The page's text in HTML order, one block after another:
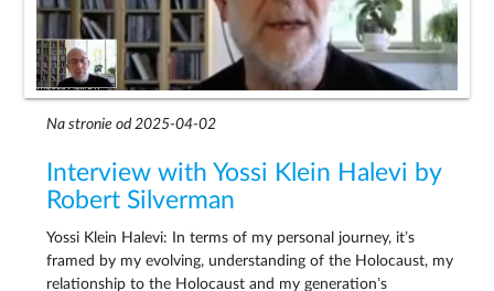
Na stronie od 2025-04-02
Interview with Yossi Klein Halevi by
Robert Silverman
Yossi Klein Halevi: In terms of my personal journey, it’s
framed by my evolving, understanding of the Holocaust, my
relationship to the Holocaust and my generation’s